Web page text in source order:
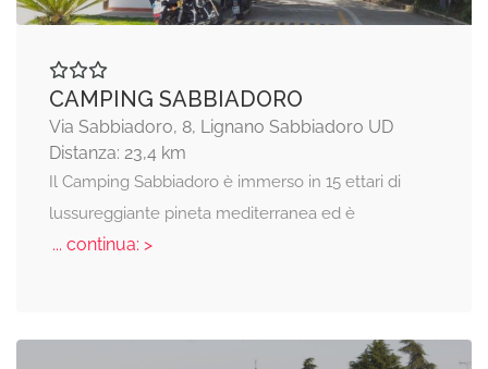
CAMPING SABBIADORO
Via Sabbiadoro, 8, Lignano Sabbiadoro UD
Distanza: 23,4 km
Il Camping Sabbiadoro è immerso in 15 ettari di
lussureggiante pineta mediterranea ed è
... continua: >